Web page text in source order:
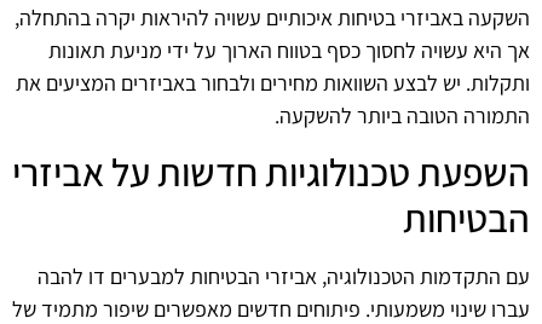
השקעה באביזרי בטיחות איכותיים עשויה להיראות יקרה בהתחלה,
אך היא עשויה לחסוך כסף בטווח הארוך על ידי מניעת תאונות
ותקלות. יש לבצע השוואות מחירים ולבחור באביזרים המציעים את
התמורה הטובה ביותר להשקעה.
השפעת טכנולוגיות חדשות על אביזרי
הבטיחות
עם התקדמות הטכנולוגיה, אביזרי הבטיחות למבערים דו להבה
עברו שינוי משמעותי. פיתוחים חדשים מאפשרים שיפור מתמיד של